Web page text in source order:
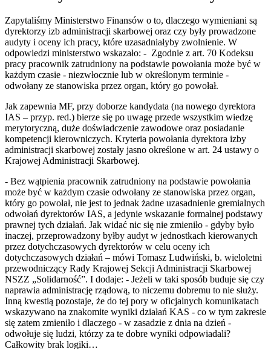
Zapytaliśmy Ministerstwo Finansów o to, dlaczego wymieniani są
dyrektorzy izb administracji skarbowej oraz czy były prowadzone
audyty i oceny ich pracy, które uzasadniałyby zwolnienie. W
odpowiedzi ministerstwo wskazało: - Zgodnie z art. 70 Kodeksu
pracy pracownik zatrudniony na podstawie powołania może być w
każdym czasie - niezwłocznie lub w określonym terminie -
odwołany ze stanowiska przez organ, który go powołał.
Jak zapewnia MF, przy doborze kandydata (na nowego dyrektora
IAS – przyp. red.) bierze się po uwagę przede wszystkim wiedzę
merytoryczną, duże doświadczenie zawodowe oraz posiadanie
kompetencji kierowniczych. Kryteria powołania dyrektora izby
administracji skarbowej zostały jasno określone w art. 24 ustawy o
Krajowej Administracji Skarbowej.
- Bez wątpienia pracownik zatrudniony na podstawie powołania
może być w każdym czasie odwołany ze stanowiska przez organ,
który go powołał, nie jest to jednak żadne uzasadnienie gremialnych
odwołań dyrektorów IAS, a jedynie wskazanie formalnej podstawy
prawnej tych działań. Jak widać nic się nie zmieniło - gdyby było
inaczej, przeprowadzony byłby audyt w jednostkach kierowanych
przez dotychczasowych dyrektorów w celu oceny ich
dotychczasowych działań – mówi Tomasz Ludwiński, b. wieloletni
przewodniczący Rady Krajowej Sekcji Administracji Skarbowej
NSZZ „Solidarność”. I dodaje: - Jeżeli w taki sposób buduje się czy
naprawia administrację rządową, to niczemu dobremu to nie służy.
Inną kwestią pozostaje, że do tej pory w oficjalnych komunikatach
wskazywano na znakomite wyniki działań KAS - co w tym zakresie
się zatem zmieniło i dlaczego - w zasadzie z dnia na dzień -
odwołuje się ludzi, którzy za te dobre wyniki odpowiadali?
Całkowity brak logiki…